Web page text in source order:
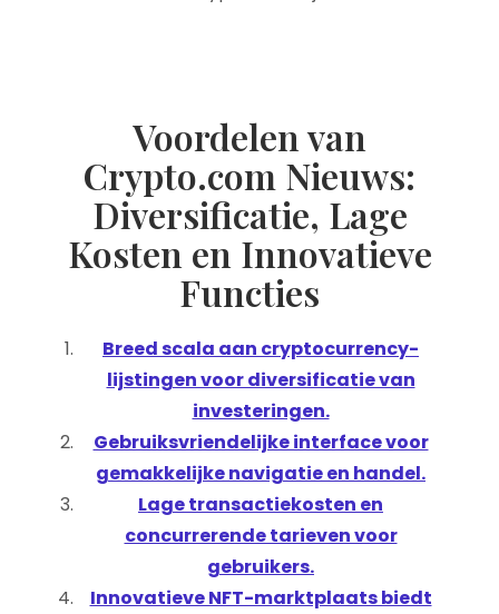
Voordelen van
Crypto.com Nieuws:
Diversificatie, Lage
Kosten en Innovatieve
Functies
Breed scala aan cryptocurrency-
lijstingen voor diversificatie van
investeringen.
Gebruiksvriendelijke interface voor
gemakkelijke navigatie en handel.
Lage transactiekosten en
concurrerende tarieven voor
gebruikers.
Innovatieve NFT-marktplaats biedt